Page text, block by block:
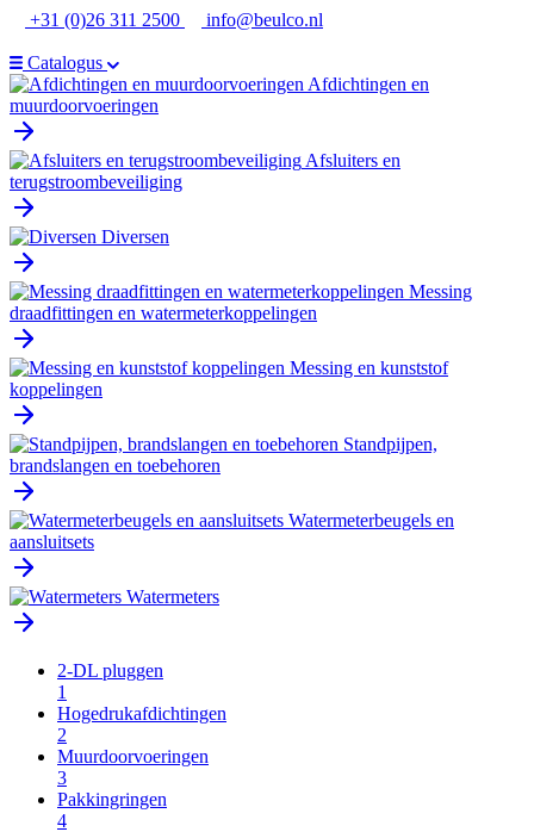
Ga
de
inhoud
+31 (0)26 311 2500 info@beulco.nl
Catalogus
Afdichtingen en
muurdoorvoeringen
Afsluiters en
terugstroombeveiliging
Diversen
Messing
draadfittingen en watermeterkoppelingen
Messing en kunststof
koppelingen
Standpijpen,
brandslangen en toebehoren
Watermeterbeugels en
aansluitsets
Watermeters
2-DL pluggen
1
Hogedrukafdichtingen
2
Muurdoorvoeringen
3
Pakkingringen
4